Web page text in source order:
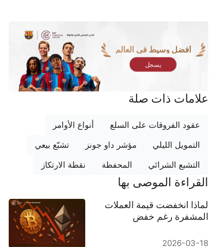
أفضل وسيط في العالم
يسجل
علامات ذات صلة
عقود الفروقات على السلع أنواع الأوامر
التمويل الليلي مؤشر داو جونز تشبّع بيعي
التشبع الشرائي المحفظة نقطة الارتكاز
القراءة الموصى بها
لماذا انخفضت قيمة العملات
المشفرة رغم خفض
الفائدة؟
2026-03-18